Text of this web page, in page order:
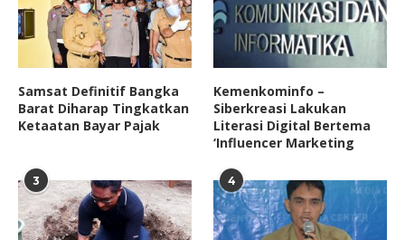
Samsat Definitif Bangka
Barat Diharap Tingkatkan
Ketaatan Bayar Pajak
Kemenkominfo –
Siberkreasi Lakukan
Literasi Digital Bertema
‘Influencer Marketing
3 4